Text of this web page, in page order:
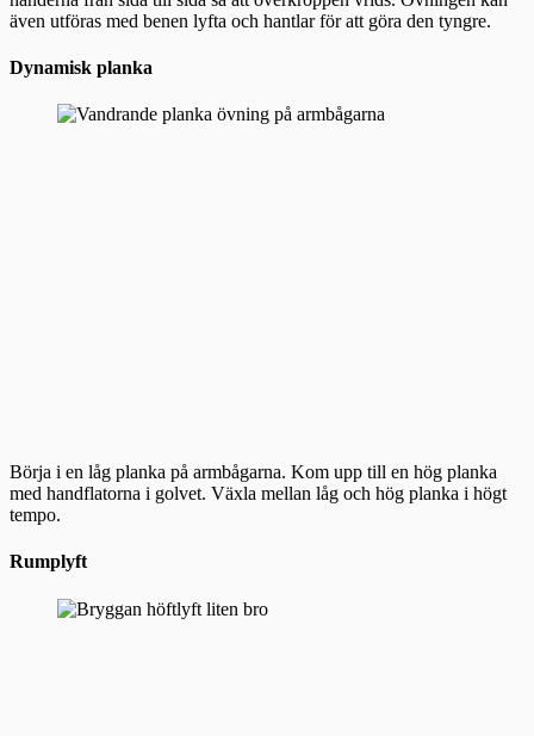
även utföras med benen lyfta och hantlar för att göra den tyngre.
Dynamisk planka
Börja i en låg planka på armbågarna. Kom upp till en hög planka
med handflatorna i golvet. Växla mellan låg och hög planka i högt
tempo.
Rumplyft